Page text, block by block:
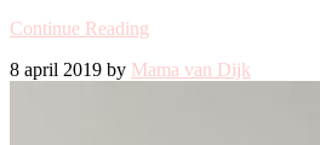
Continue Reading
8 april 2019 by Mama van Dijk